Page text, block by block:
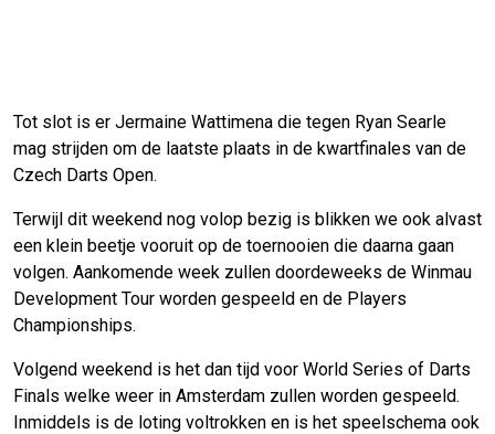
Tot slot is er Jermaine Wattimena die tegen Ryan Searle
mag strijden om de laatste plaats in de kwartfinales van de
Czech Darts Open.
Terwijl dit weekend nog volop bezig is blikken we ook alvast
een klein beetje vooruit op de toernooien die daarna gaan
volgen. Aankomende week zullen doordeweeks de Winmau
Development Tour worden gespeeld en de Players
Championships.
Volgend weekend is het dan tijd voor World Series of Darts
Finals welke weer in Amsterdam zullen worden gespeeld.
Inmiddels is de loting voltrokken en is het speelschema ook